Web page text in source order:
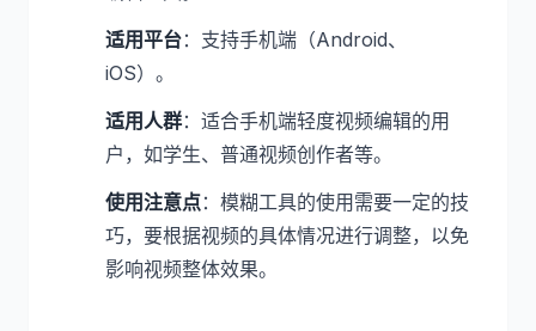
适用平台：支持手机端（Android、
iOS）。
适用人群：适合手机端轻度视频编辑的用
户，如学生、普通视频创作者等。
使用注意点：模糊工具的使用需要一定的技
巧，要根据视频的具体情况进行调整，以免
影响视频整体效果。